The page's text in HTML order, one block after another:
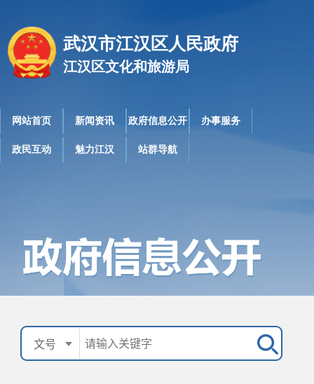
武汉市江汉区人民政府
江汉区文化和旅游局
网站首页 新闻资讯 政府信息公开 办事服务
政民互动 魅力江汉 站群导航